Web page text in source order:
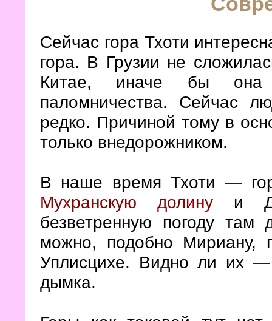
Сейчас гора Тхоти
гора. В Грузии не
Китае, иначе бы она
паломничества. Сейчас
редко. Причиной тому в
только внедорожником.
В наше время Тхоти —
Мухранскую долинуи
безветренную погоду там
можно, подобно Мириану,
Уплисцихе. Видно ли их —
дымка.